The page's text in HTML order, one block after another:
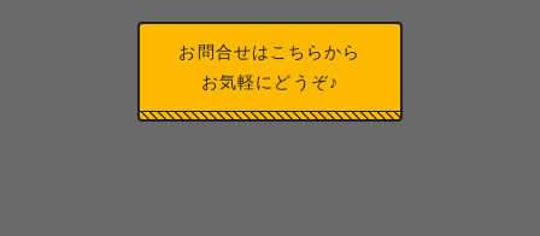
お問合せはこちらから
お気軽にどうぞ♪